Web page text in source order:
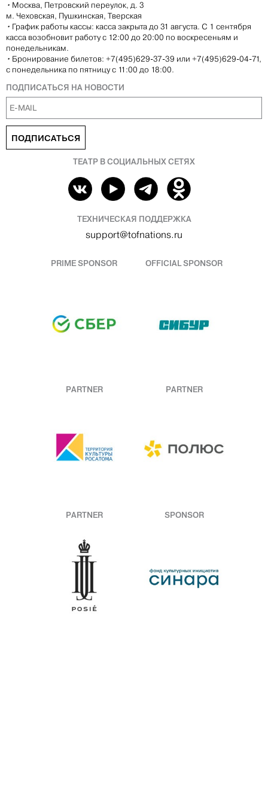
• Москва, Петровский переулок, д. 3
м. Чеховская, Пушкинская, Тверская
• График работы кассы: касса закрыта до 31 августа. С 1 сентября
касса возобновит работу с 12:00 до 20:00 по воскресеньям и
понедельникам.
• Бронирование билетов: +7(495)629-37-39 или +7(495)629-04-71,
с понедельника по пятницу с 11:00 до 18:00.
ПОДПИСАТЬСЯ НА НОВОСТИ
ПОДПИСАТЬСЯ
ТЕАТР В СОЦИАЛЬНЫХ СЕТЯХ
ТЕХНИЧЕСКАЯ ПОДДЕРЖКА
support@tofnations.ru
PRIME SPONSOR OFFICIAL SPONSOR
PARTNER PARTNER
PARTNER SPONSOR